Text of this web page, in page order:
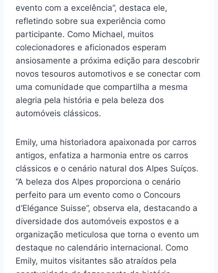
evento com a excelência”, destaca ele,
refletindo sobre sua experiência como
participante. Como Michael, muitos
colecionadores e aficionados esperam
ansiosamente a próxima edição para descobrir
novos tesouros automotivos e se conectar com
uma comunidade que compartilha a mesma
alegria pela história e pela beleza dos
automóveis clássicos.
Emily, uma historiadora apaixonada por carros
antigos, enfatiza a harmonia entre os carros
clássicos e o cenário natural dos Alpes Suíços.
“A beleza dos Alpes proporciona o cenário
perfeito para um evento como o Concours
d’Elégance Suisse”, observa ela, destacando a
diversidade dos automóveis expostos e a
organização meticulosa que torna o evento um
destaque no calendário internacional. Como
Emily, muitos visitantes são atraídos pela